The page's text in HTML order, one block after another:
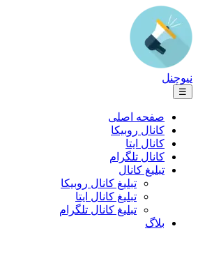
نیوچنل
☰
صفحه اصلی
کانال روبیکا
کانال ایتا
کانال تلگرام
تبلیغ کانال
تبلیغ کانال روبیکا
تبلیغ کانال ایتا
تبلیغ کانال تلگرام
بلاگ